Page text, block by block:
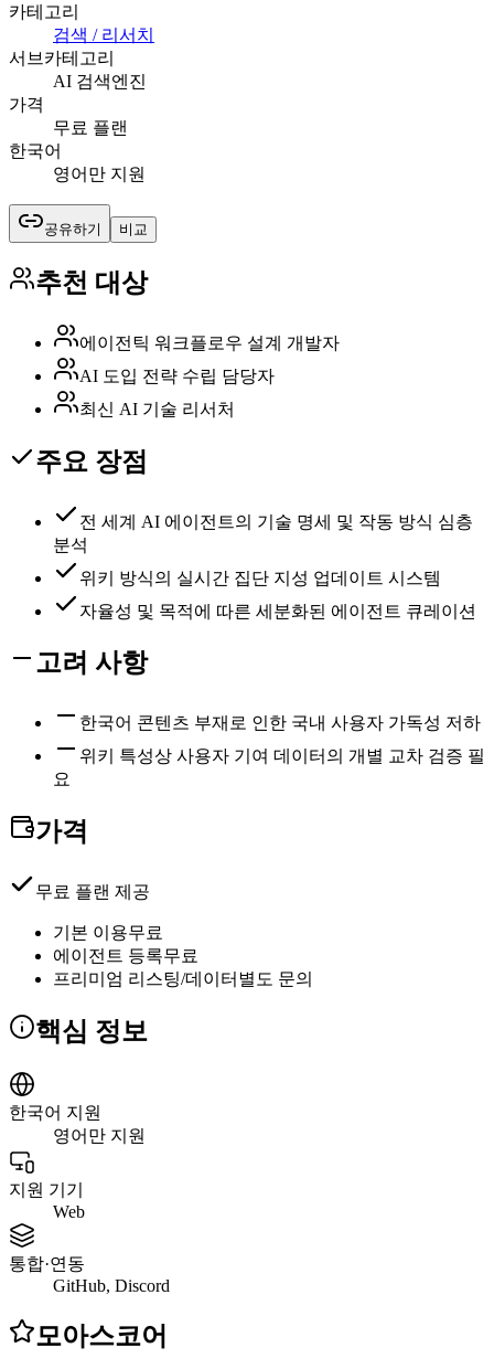
카테고리
검색 / 리서치
서브카테고리
AI 검색엔진
가격
무료 플랜
한국어
영어만 지원
공유하기 비교
추천 대상
에이전틱 워크플로우 설계 개발자
AI 도입 전략 수립 담당자
최신 AI 기술 리서처
주요 장점
전 세계 AI 에이전트의 기술 명세 및 작동 방식 심층
분석
위키 방식의 실시간 집단 지성 업데이트 시스템
자율성 및 목적에 따른 세분화된 에이전트 큐레이션
고려 사항
한국어 콘텐츠 부재로 인한 국내 사용자 가독성 저하
위키 특성상 사용자 기여 데이터의 개별 교차 검증 필
요
가격
무료 플랜 제공
기본 이용무료
에이전트 등록무료
프리미엄 리스팅/데이터 별도 문의
핵심 정보
한국어 지원
영어만 지원
지원 기기
Web
통합·연동
GitHub, Discord
모아스코어